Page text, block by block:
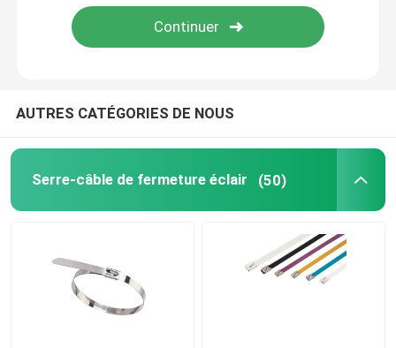
outils de serre-câble
AUTRES CATÉGORIES DE NOUS
Serre-câble de fermeture éclair (50)